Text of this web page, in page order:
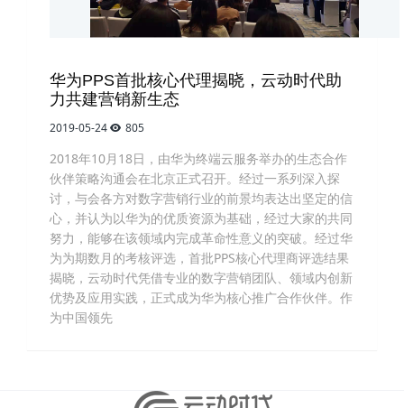
华为PPS首批核心代理揭晓，云动时代助
力共建营销新生态
2019-05-24 805
2018年10月18日，由华为终端云服务举办的生态合作
伙伴策略沟通会在北京正式召开。经过一系列深入探
讨，与会各方对数字营销行业的前景均表达出坚定的信
心，并认为以华为的优质资源为基础，经过大家的共同
努力，能够在该领域内完成革命性意义的突破。经过华
为为期数月的考核评选，首批PPS核心代理商评选结果
揭晓，云动时代凭借专业的数字营销团队、领域内创新
优势及应用实践，正式成为华为核心推广合作伙伴。作
为中国领先